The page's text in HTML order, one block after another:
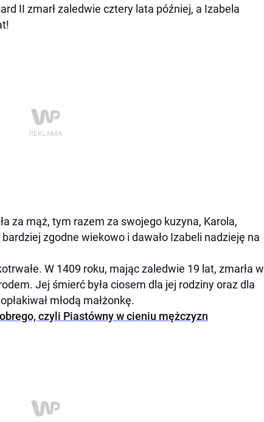
II zmarł zaledwie cztery lata później, a Izabela
za mąż, tym razem za swojego kuzyna, Karola,
zgodne wiekowo i dawało Izabeli nadzieję na
W 1409 roku, mając zaledwie 19 lat, zmarła w
Jej śmierć była ciosem dla jej rodziny oraz dla
młodą małżonkę.
czyli Piastówny w cieniu mężczyzn